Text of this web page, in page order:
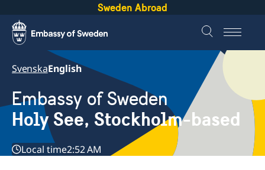
Sweden Abroad
SvenskaEnglish
Embassy of Sweden
Holy See, Stockholm-based
Local time2:52 AM